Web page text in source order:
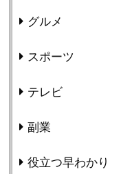
グルメ
スポーツ
テレビ
副業
役立つ早わかり